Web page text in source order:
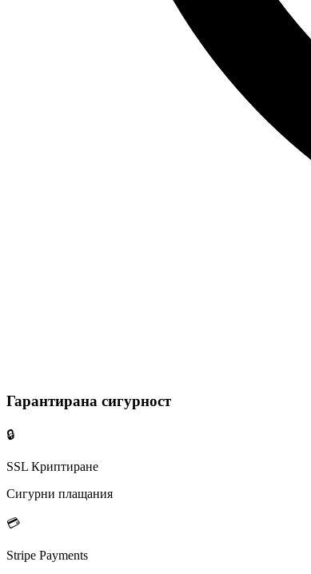
Гарантирана сигурност
🔒
SSL Криптиране
Сигурни плащания
💳
Stripe Payments